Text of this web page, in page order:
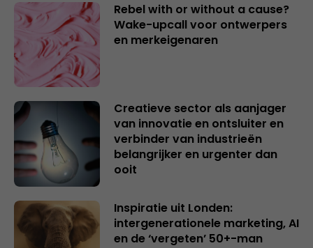
Rebel with or without a cause?
Wake-upcall voor ontwerpers
en merkeigenaren
Creatieve sector als aanjager
van innovatie en ontsluiter en
verbinder van industrieën
belangrijker en urgenter dan
ooit
Inspiratie uit Londen:
intergenerationele marketing, AI
en de ‘vergeten’ 50+-man